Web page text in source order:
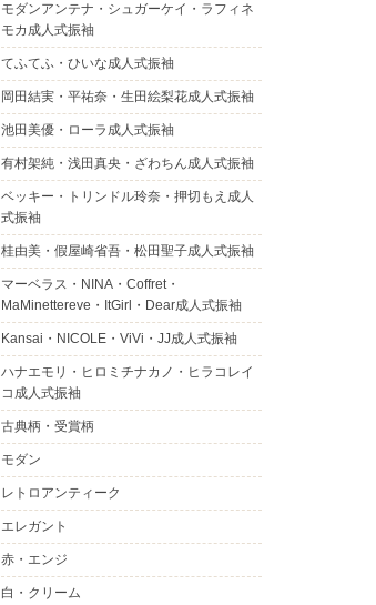
モダンアンテナ・シュガーケイ・ラフィネ
モカ成人式振袖
てふてふ・ひいな成人式振袖
岡田結実・平祐奈・生田絵梨花成人式振袖
池田美優・ローラ成人式振袖
有村架純・浅田真央・ざわちん成人式振袖
ベッキー・トリンドル玲奈・押切もえ成人
式振袖
桂由美・假屋崎省吾・松田聖子成人式振袖
マーベラス・NINA・Coffret・
MaMinettereve・ItGirl・Dear成人式振袖
Kansai・NICOLE・ViVi・JJ成人式振袖
ハナエモリ・ヒロミチナカノ・ヒラコレイ
コ成人式振袖
古典柄・受賞柄
モダン
レトロアンティーク
エレガント
赤・エンジ
白・クリーム